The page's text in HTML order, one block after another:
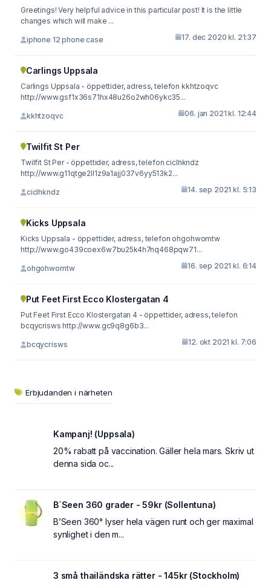
Greetings! Very helpful advice in this particular post! It is the little
changes which will make ...
iphone 12 phone case 17. dec 2020 kl. 21:37
Carlings Uppsala
Carlings Uppsala - öppettider, adress, telefon kkhtzoqvc
http://www.gsf1x36s71hx48u26o2wh06ykc35...
kkhtzoqvc 06. jan 2021 kl. 12:44
Twilfit St Per
Twilfit St Per - öppettider, adress, telefon ciclhkndz
http://www.g11qtge2ll1z9a1ajj037v6yy513k2...
ciclhkndz 14. sep 2021 kl. 5:13
Kicks Uppsala
Kicks Uppsala - öppettider, adress, telefon ohgohwomtw
http://www.go439coex6w7bu25k4h7nq468pqw71...
ohgohwomtw 16. sep 2021 kl. 6:14
Put Feet First Ecco Klostergatan 4
Put Feet First Ecco Klostergatan 4 - öppettider, adress, telefon
bcqycrisws http://www.gc9q8g6b3...
bcqycrisws 12. okt 2021 kl. 7:06
Erbjudanden i närheten
Kampanj! (Uppsala)
20% rabatt på vaccination. Gäller hela mars. Skriv ut
denna sida oc...
B´Seen 360 grader - 59kr (Sollentuna)
B’Seen 360° lyser hela vägen runt och ger maximal
synlighet i den m...
3 små thailändska rätter - 145kr (Stockholm)